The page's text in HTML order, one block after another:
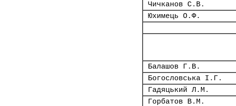
Чичканов С.В.
Юхимець О.Ф.
Балашов Г.В.
Богословська І.Г.
Гадяцький Л.М.
Горбатов В.М.